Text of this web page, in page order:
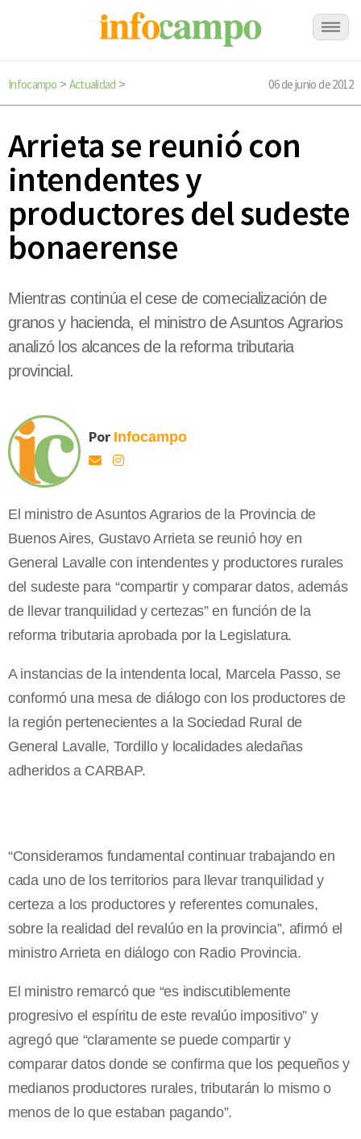
Infocampo > Actualidad > 06 de junio de 2012
Arrieta se reunió con
intendentes y
productores del sudeste
bonaerense
Mientras continúa el cese de comecialización de
granos y hacienda, el ministro de Asuntos Agrarios
analizó los alcances de la reforma tributaria
provincial.
Por Infocampo
El ministro de Asuntos Agrarios de la Provincia de
Buenos Aires, Gustavo Arrieta se reunió hoy en
General Lavalle con intendentes y productores rurales
del sudeste para “compartir y comparar datos, además
de llevar tranquilidad y certezas” en función de la
reforma tributaria aprobada por la Legislatura.
A instancias de la intendenta local, Marcela Passo, se
conformó una mesa de diálogo con los productores de
la región pertenecientes a la Sociedad Rural de
General Lavalle, Tordillo y localidades aledañas
adheridos a CARBAP.
“Consideramos fundamental continuar trabajando en
cada uno de los territorios para llevar tranquilidad y
certeza a los productores y referentes comunales,
sobre la realidad del revalúo en la provincia”, afirmó el
ministro Arrieta en diálogo con Radio Provincia.
El ministro remarcó que “es indiscutiblemente
progresivo el espíritu de este revalúo impositivo” y
agregó que “claramente se puede compartir y
comparar datos donde se confirma que los pequeños y
medianos productores rurales, tributarán lo mismo o
menos de lo que estaban pagando”.